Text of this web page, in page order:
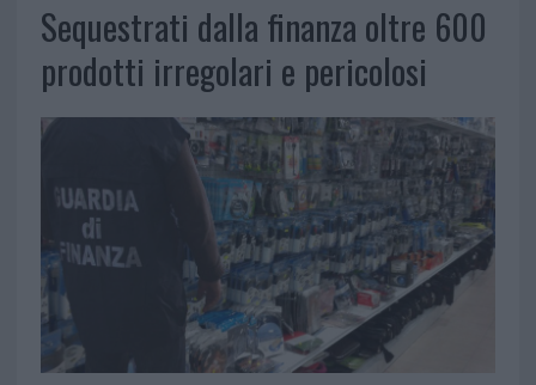
Sequestrati dalla finanza oltre 600
prodotti irregolari e pericolosi